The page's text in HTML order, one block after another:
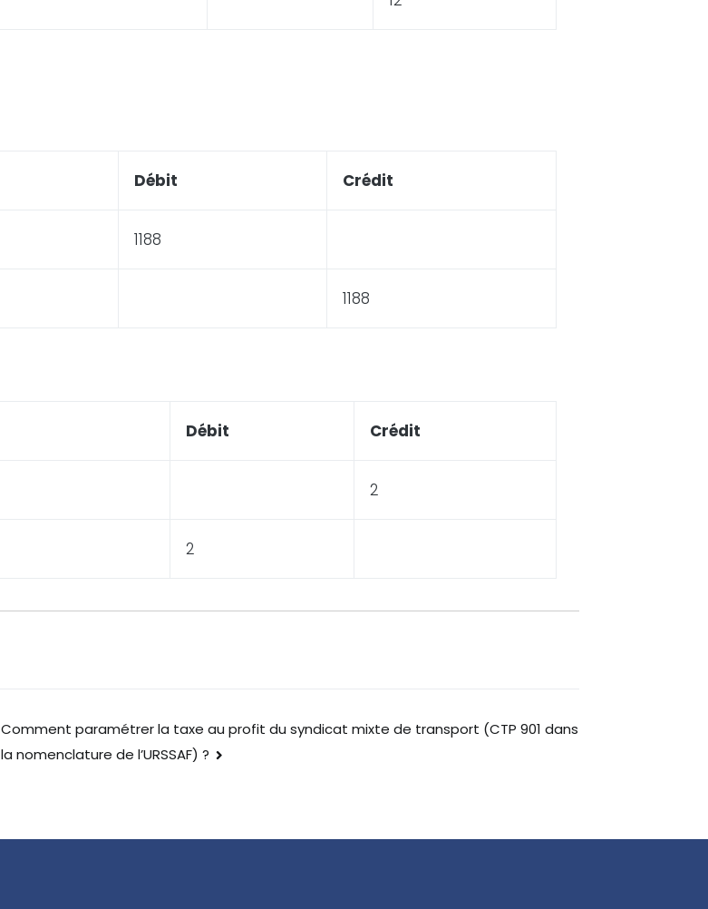
Débit Crédit
1188
1188
Débit Crédit
2
2
Comment paramétrer la taxe au profit du syndicat mixte de transport (CTP 901 dans
la nomenclature de l’URSSAF) ?